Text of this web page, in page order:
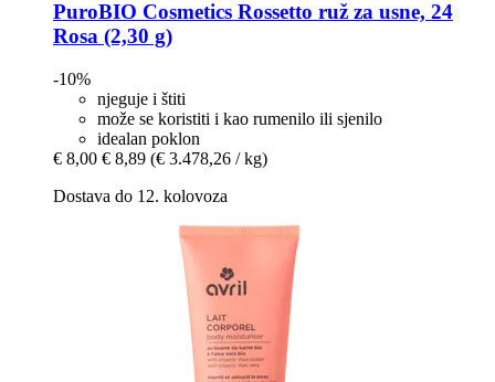
PuroBIO Cosmetics Rossetto ruž za usne, 24
Rosa (2,30 g)
-10%
njeguje i štiti
može se koristiti i kao rumenilo ili sjenilo
idealan poklon
€ 8,00 € 8,89 (€ 3.478,26 / kg)
Dostava do 12. kolovoza